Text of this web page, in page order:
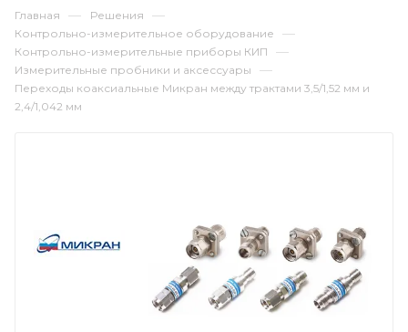
Главная — Решения —
Контрольно-измерительное оборудование —
Контрольно-измерительные приборы КИП —
Измерительные пробники и аксессуары —
Переходы коаксиальные Микран между трактами 3,5/1,52 мм и
2,4/1,042 мм